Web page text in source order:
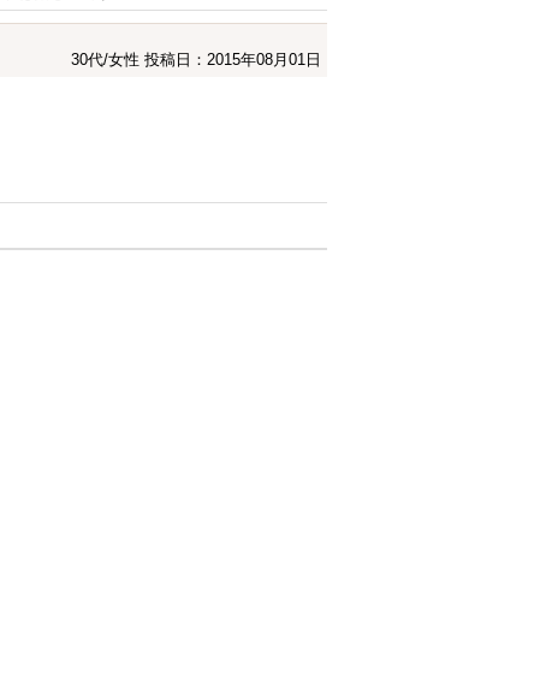
30代/女性 投稿日：2015年08月01日